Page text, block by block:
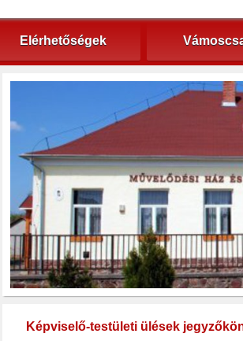
Elérhetőségek
Képviselő-testületi ülések